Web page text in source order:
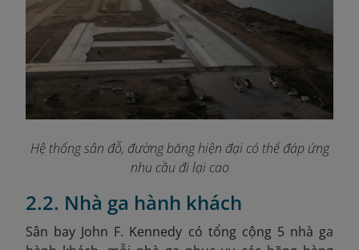
Hệ thống sân đỗ, đường băng hiện đại có thể đáp ứng
nhu cầu đi lại cao
2.2. Nhà ga hành khách
Sân bay John F. Kennedy có tổng cộng 5 nhà ga